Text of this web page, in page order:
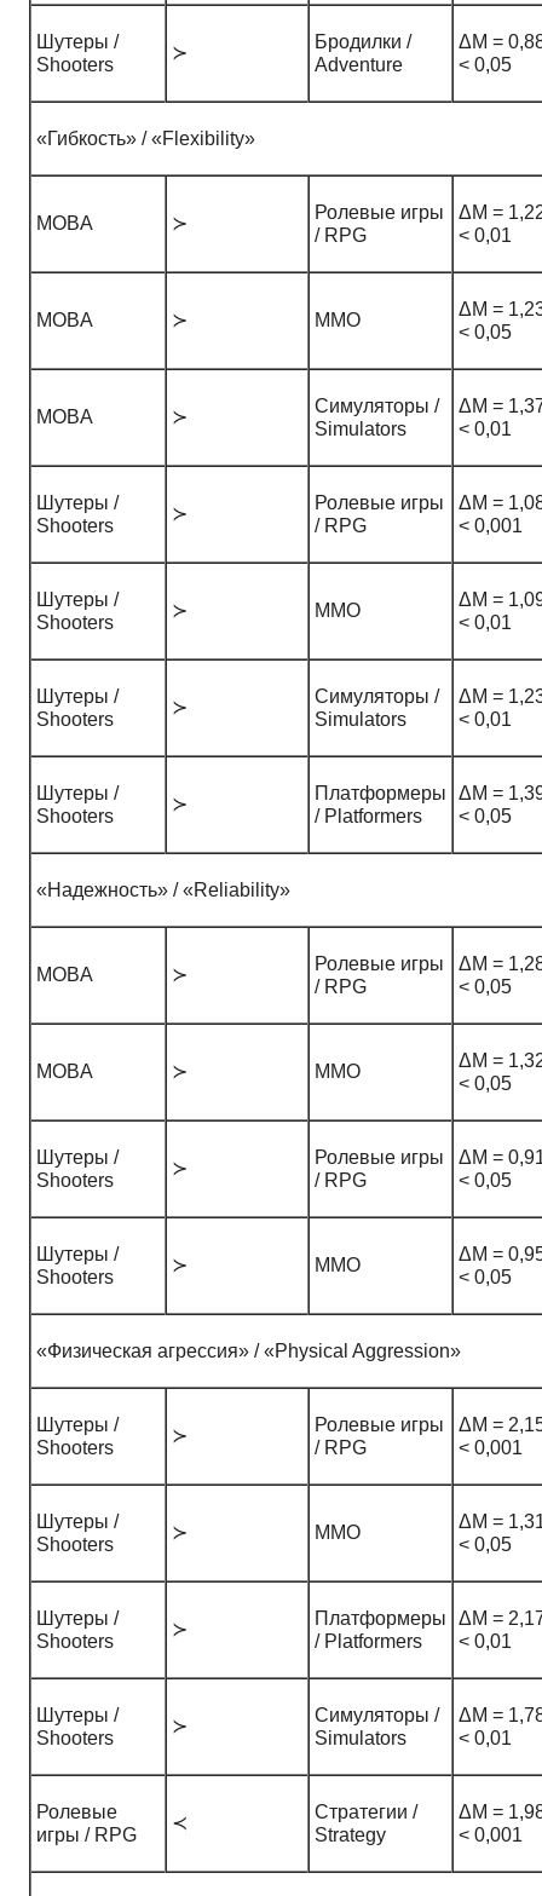
Шутеры /
Shooters
≻
Бродилки /
Adventure
ΔM =
< 0,05
«Гибкость» / «Flexibility»
MOBA ≻
Ролевые игры
/ RPG
ΔM =
< 0,01
MOBA ≻ ММО
ΔM =
< 0,05
MOBA ≻
Симуляторы /
Simulators
ΔM =
< 0,01
Шутеры /
Shooters
≻
Ролевые игры
/ RPG
ΔM =
< 0,001
Шутеры /
Shooters
≻ ММО
ΔM =
< 0,01
Шутеры /
Shooters
≻
Симуляторы /
Simulators
ΔM =
< 0,01
Шутеры /
Shooters
≻
Платформеры
/ Platformers
ΔM =
< 0,05
«Надежность» / «Reliability»
MOBA ≻
Ролевые игры
/ RPG
ΔM =
< 0,05
MOBA ≻ ММО
ΔM =
< 0,05
Шутеры /
Shooters
≻
Ролевые игры
/ RPG
ΔM =
< 0,05
Шутеры /
Shooters
≻ ММО
ΔM =
< 0,05
«Физическая агрессия» / «Physical Aggression»
Шутеры /
Shooters
≻
Ролевые игры
/ RPG
ΔM =
< 0,001
Шутеры /
Shooters
≻ ММО
ΔM =
< 0,05
Шутеры /
Shooters
≻
Платформеры
/ Platformers
ΔM =
< 0,01
Шутеры /
Shooters
≻
Симуляторы /
Simulators
ΔM =
< 0,01
Ролевые
игры / RPG
≺
Стратегии /
Strategy
ΔM =
< 0,001